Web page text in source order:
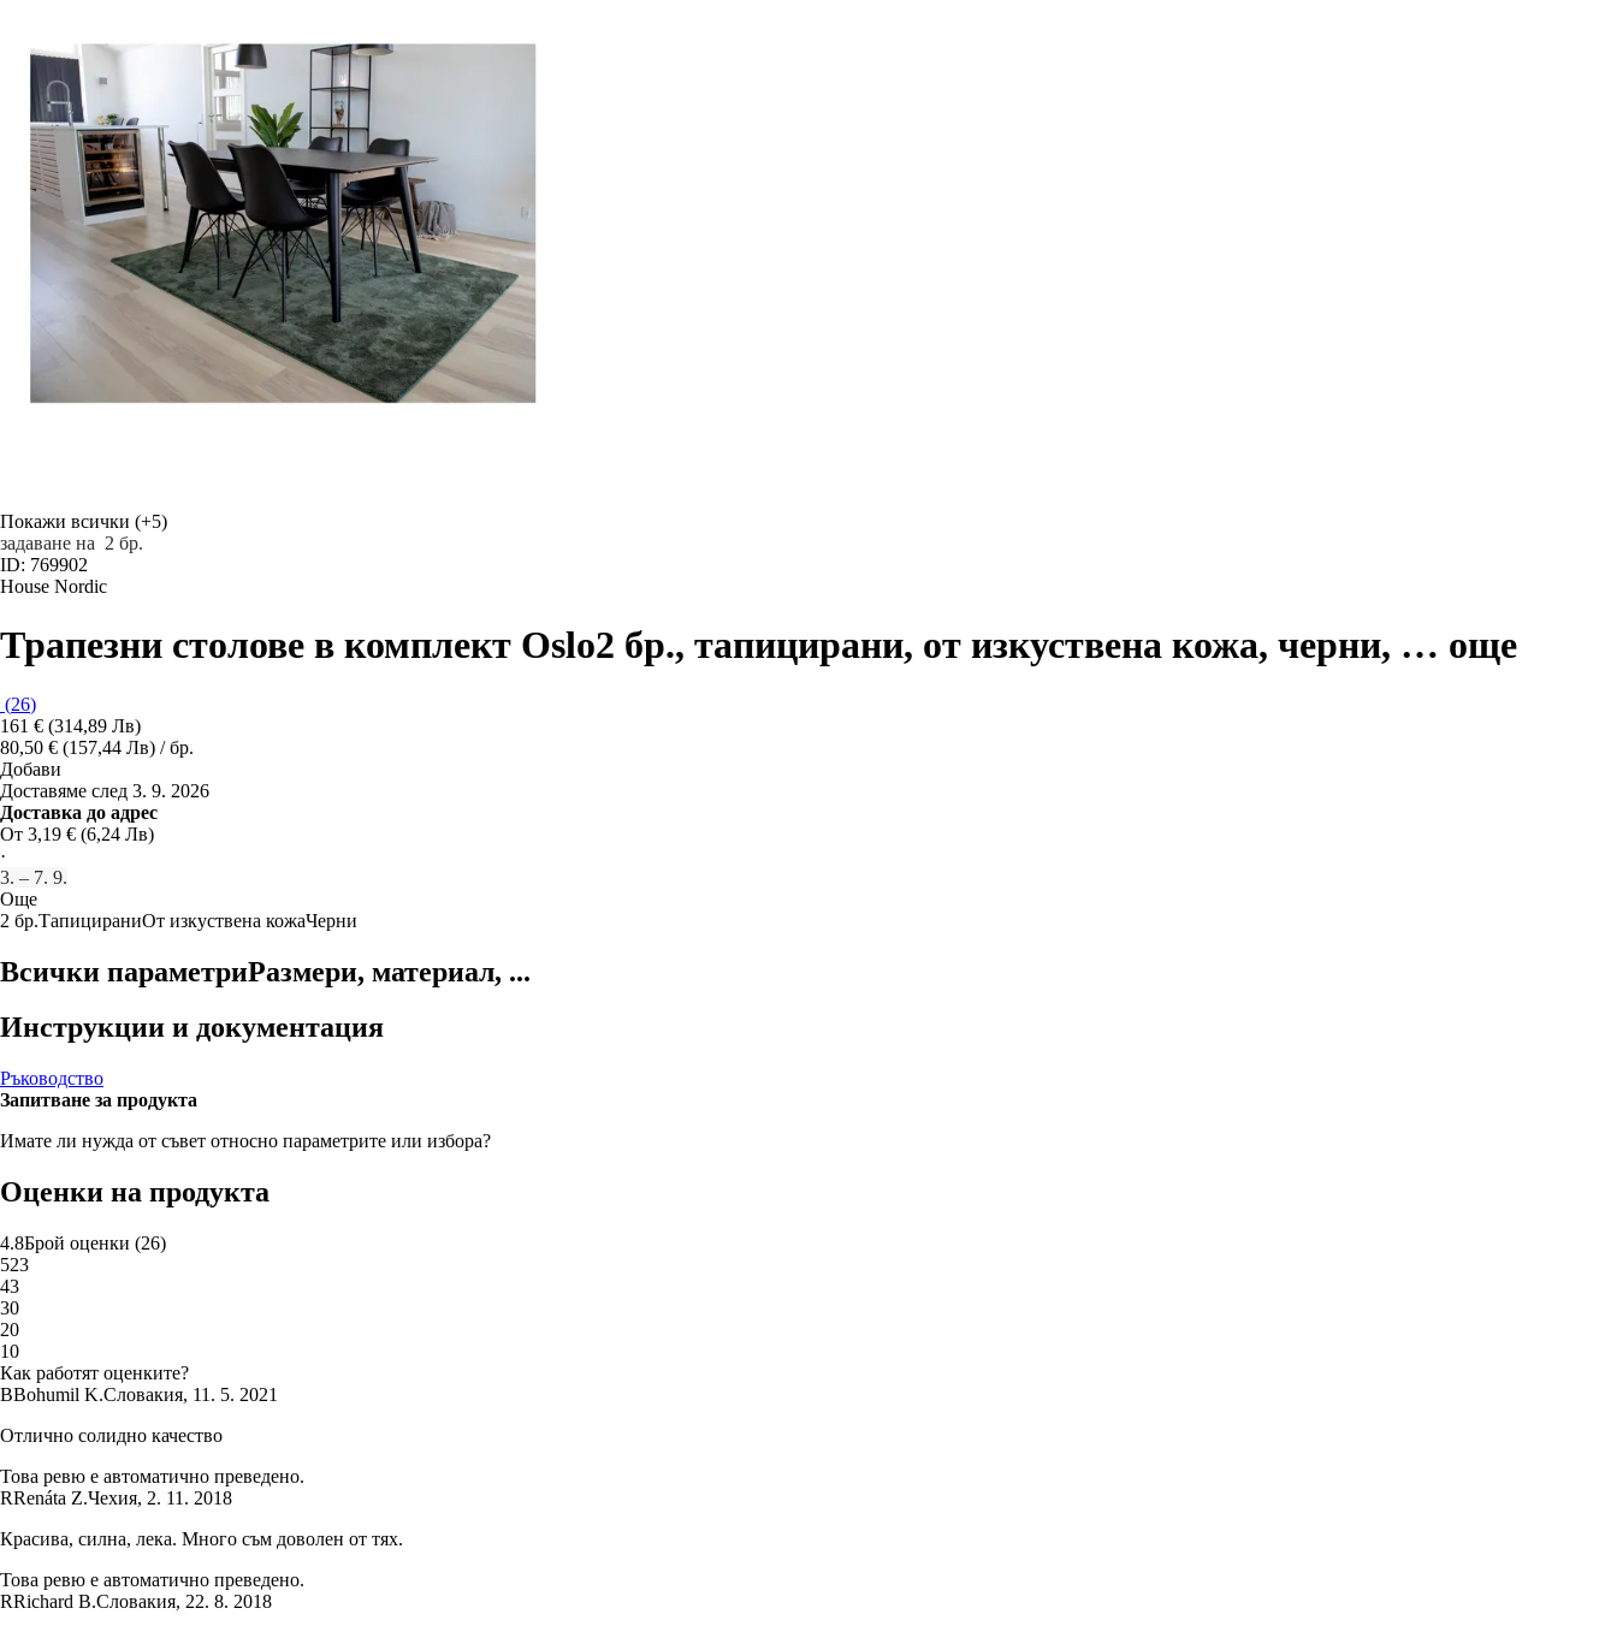
Покажи всички (+5)
задаване на 2 бр.
ID: 769902
House Nordic
Трапезни столове в комплект Oslo2 бр., тапицирани, от изкуствена кожа, черни, … още
(26)
161 € (314,89 Лв)
80,50 € (157,44 Лв) / бр.
Добави
Доставяме след 3. 9. 2026
Доставка до адрес
От 3,19 € (6,24 Лв)
·
3. – 7. 9.
Още
2 бр.ТапицираниОт изкуствена кожаЧерни
Всички параметриРазмери, материал, ...
Инструкции и документация
Ръководство
Запитване за продукта
Имате ли нужда от съвет относно параметрите или избора?
Оценки на продукта
4.8Брой оценки (26)
523
43
30
20
10
Как работят оценките?
BBohumil K.Словакия, 11. 5. 2021
Отлично солидно качество
Това ревю е автоматично преведено.
RRenáta Z.Чехия, 2. 11. 2018
Красива, силна, лека. Много съм доволен от тях.
Това ревю е автоматично преведено.
RRichard B.Словакия, 22. 8. 2018